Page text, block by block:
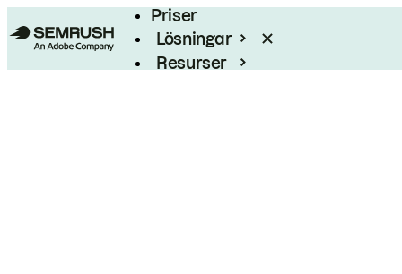
Priser
Lösningar
Resurser